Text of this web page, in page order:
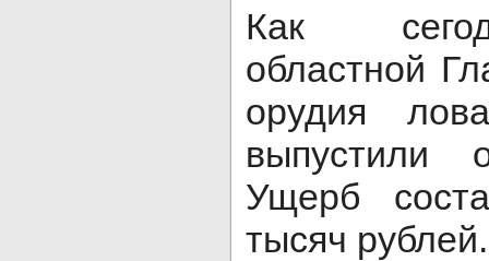
Как
областной
орудия
выпустили
Ущерб
тысяч рублей.